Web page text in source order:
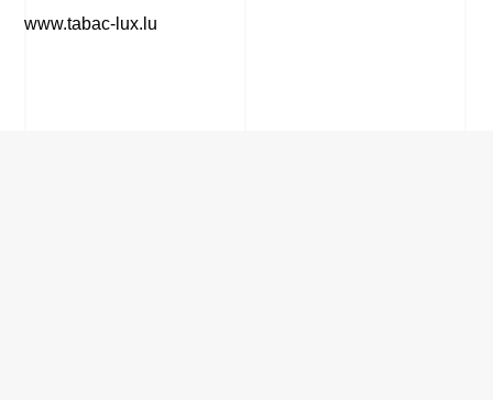
www.tabac-lux.lu